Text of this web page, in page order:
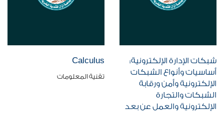
شبكات الإدارة الإلكترونية:
أساسيات وأنواع الشبكات
الإلكترونية وأمن ورقابة
الشبكات والتجارة
الإلكترونية والعمل عن بعد
Calculus
تقنية المعلومات